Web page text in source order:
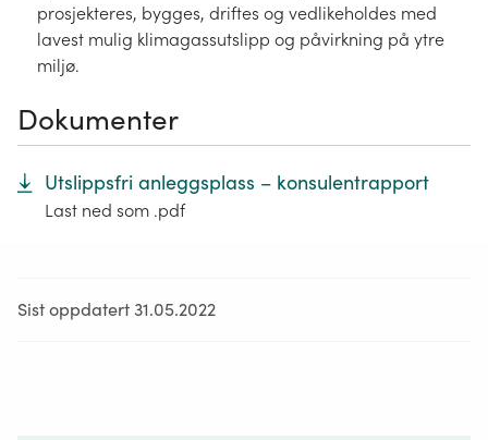
prosjekteres, bygges, driftes og vedlikeholdes med
lavest mulig klimagassutslipp og påvirkning på ytre
miljø.
Dokumenter
Utslippsfri anleggsplass – konsulentrapport
Last ned som .pdf
Sist oppdatert 31.05.2022